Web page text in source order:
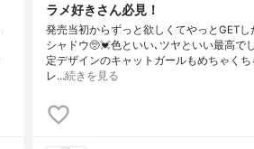
ラメ好きさん必見！
発売当初からずっと欲しくてやっとGETし
シャドウ🥺💓色といい､ツヤといい最高で
定デザインのキャットガールもめちゃく
レ…続きを見る